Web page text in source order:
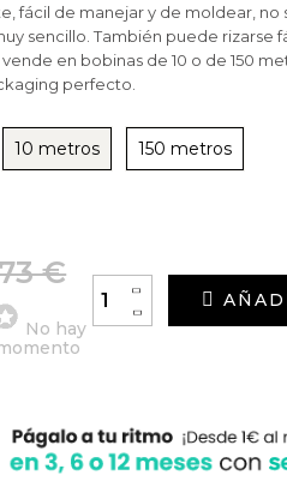
fácil de manejar y de moldear,
sencillo. También puede rizarse
en bobinas de 10 o de 150
perfecto.
10 metros 150 metros
€
No hay
-
+